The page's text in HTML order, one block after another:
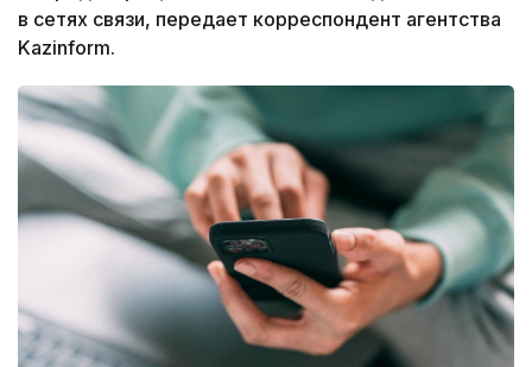
в сетях связи, передает корреспондент агентства
Kazinform.